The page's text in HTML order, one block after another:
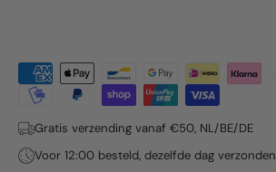
Gratis verzending vanaf €50, NL/BE/DE
Voor 12:00 besteld, dezelfde dag verzonden